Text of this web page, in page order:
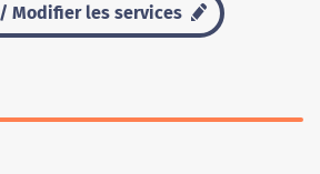
Modifier les services